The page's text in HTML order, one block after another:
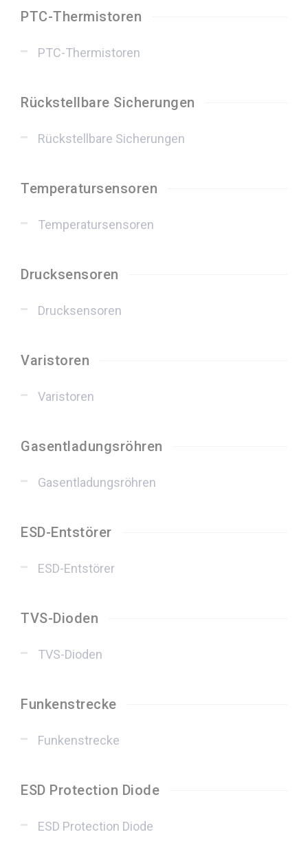
PTC-Thermistoren
PTC-Thermistoren
Rückstellbare Sicherungen
Rückstellbare Sicherungen
Temperatursensoren
Temperatursensoren
Drucksensoren
Drucksensoren
Varistoren
Varistoren
Gasentladungsröhren
Gasentladungsröhren
ESD-Entstörer
ESD-Entstörer
TVS-Dioden
TVS-Dioden
Funkenstrecke
Funkenstrecke
ESD Protection Diode
ESD Protection Diode